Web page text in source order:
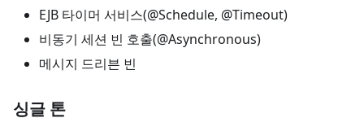
EJB 타이머 서비스(@Schedule, @Timeout)
비동기 세션 빈 호출(@Asynchronous)
메시지 드리븐 빈
싱글 톤